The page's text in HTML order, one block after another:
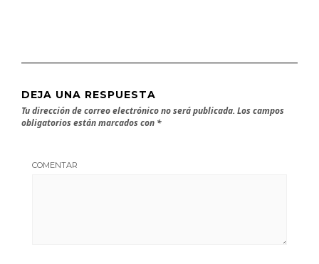
DEJA UNA RESPUESTA
Tu dirección de correo electrónico no será publicada. Los campos
obligatorios están marcados con *
COMENTAR